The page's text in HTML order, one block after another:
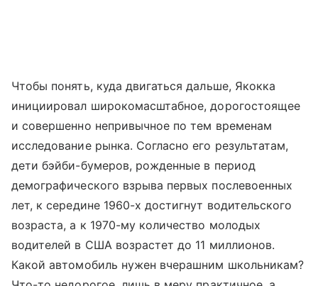
Чтобы понять, куда двигаться дальше, Якокка
инициировал широкомасштабное, дорогостоящее
и совершенно непривычное по тем временам
исследование рынка. Согласно его результатам,
дети бэйби-бумеров, рожденные в период
демографического взрыва первых послевоенных
лет, к середине 1960-х достигнут водительского
возраста, а к 1970-му количество молодых
водителей в США возрастет до 11 миллионов.
Какой автомобиль нужен вчерашним школьникам?